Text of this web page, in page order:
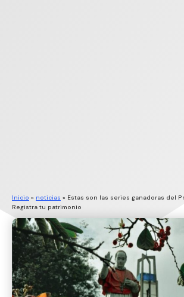
Inicio » noticias » Estas son las series ganadoras del
Registra tu patrimonio